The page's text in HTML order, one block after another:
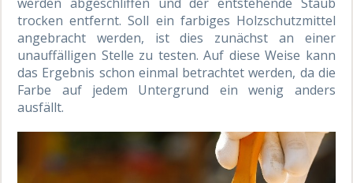
trocken entfernt. Soll ein farbiges Holzschutzmittel
angebracht werden, ist dies zunächst an einer
unauffälligen Stelle zu testen. Auf diese Weise kann
das Ergebnis schon einmal betrachtet werden, da die
Farbe auf jedem Untergrund ein wenig anders
ausfällt.